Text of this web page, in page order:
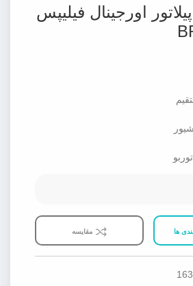
اورجینال فیلیپس
ها مقایسه